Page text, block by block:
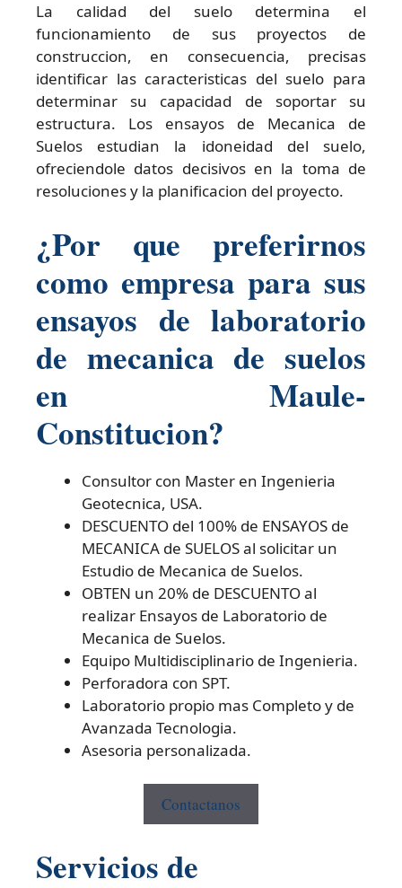
La calidad del suelo determina el
funcionamiento de sus proyectos de
construccion, en consecuencia, precisas
identificar las caracteristicas del suelo para
determinar su capacidad de soportar su
estructura. Los ensayos de Mecanica de
Suelos estudian la idoneidad del suelo,
ofreciendole datos decisivos en la toma de
resoluciones y la planificacion del proyecto.
¿Por que preferirnos
como empresa para sus
ensayos de laboratorio
de mecanica de suelos
en Maule-
Constitucion?
Consultor con Master en Ingenieria
Geotecnica, USA.
DESCUENTO del 100% de ENSAYOS de
MECANICA de SUELOS al solicitar un
Estudio de Mecanica de Suelos.
OBTEN un 20% de DESCUENTO al
realizar Ensayos de Laboratorio de
Mecanica de Suelos.
Equipo Multidisciplinario de Ingenieria.
Perforadora con SPT.
Laboratorio propio mas Completo y de
Avanzada Tecnologia.
Asesoria personalizada.
Contactanos
Servicios de